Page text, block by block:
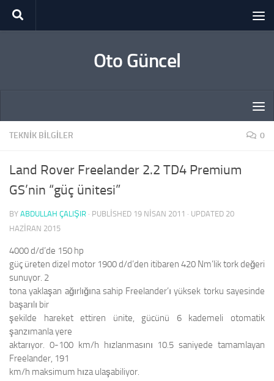
Skip to content
Oto Güncel
TEKNIK BILGILER 0
Land Rover Freelander 2.2 TD4 Premium
GS’nin “güç ünitesi”
BY ABDULLAH ÇALIŞIR · PUBLISHED 19 NISAN 2011 · UPDATED 20
HAZIRAN 2015
4000 d/d’de 150 hp
güç üreten dizel motor 1900 d/d’den itibaren 420 Nm’lik tork değeri
sunuyor. 2
tona yaklaşan ağırlığına sahip Freelander’ı yüksek torku sayesinde
başarılı bir
şekilde hareket ettiren ünite, gücünü 6 kademeli otomatik
şanzımanla yere
aktarıyor. 0-100 km/h hızlanmasını 10.5 saniyede tamamlayan
Freelander, 191
km/h maksimum hıza ulaşabiliyor.